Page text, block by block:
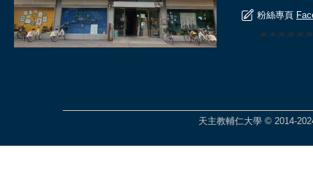
粉絲專頁
天主教輔仁大學 © 2014-